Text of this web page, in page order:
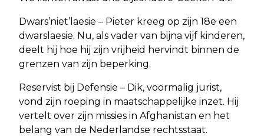
Dwars’niet’laesie – Pieter kreeg op zijn 18e een
dwarslaesie. Nu, als vader van bijna vijf kinderen,
deelt hij hoe hij zijn vrijheid hervindt binnen de
grenzen van zijn beperking.
Reservist bij Defensie – Dik, voormalig jurist,
vond zijn roeping in maatschappelijke inzet. Hij
vertelt over zijn missies in Afghanistan en het
belang van de Nederlandse rechtsstaat.